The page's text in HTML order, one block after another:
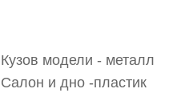
Кузов модели - металл
Салон и дно -пластик